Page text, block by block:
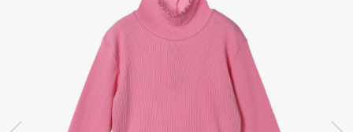
前の画像